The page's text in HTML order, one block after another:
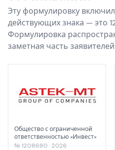
Эту формулировку
действующих знака — это
Формулировка
заметная часть заявителей
Общество с ограниченной
ответственностью «Инвест»
№ 1208680 · 2026